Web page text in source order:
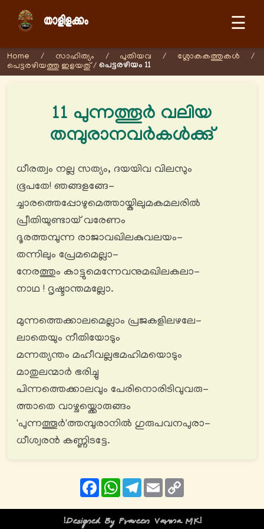
☰
Home / സാഹിത്യം / പുതിയവ / ശ്ലോകകത്തുകള്‍
/
പെട്ടരഴിയത്തു ഇളയതു് / പെട്ടരഴിയം 11
11 പുന്നത്തൂർ വലിയ
തമ്പുരാനവർകൾക്കു്
ധീരത്വം നല്ല സത്യം, ദയയിവ വിലസും
ഭൂപതേ! ഞങ്ങളങ്ങേ-
ച്ചാരത്തെപ്പോഴുമെത്തായ്കിലുമകമലരിൽ
പ്രീതിയുണ്ടായ് വരേണം
ദൂരത്തമ്പുന്ന രാജാവഖിലകുവലയം-
തന്നിലും പ്രേമമെല്ലാ-
നേരത്തും കാട്ടുമെന്നേവനുമഖിലകലാ-
നാഥ ! ദൃഷ്ടാന്തമല്ലോ.
മുന്നത്തെക്കാലമെല്ലാം പ്രജകളിലഴലേ-
ലാതെയും നീതിയോടും
മന്നത്യന്തം മഹീവല്ലഭമഹിമയൊടും
മാതുലന്മാർ ഭരിച്ചു
പിന്നത്തെക്കാലവും പേരിനൊരിടിവുവരു-
ത്താതെ വാഴ്ചയ്ക്കൊരുങ്ങം
'പുന്നത്തൂർ'ത്തമ്പുരാനിൽ ഗുരുപവനപുരാ-
ധീശ്വരൻ കണ്ണിടട്ടേ.
FacebookWhatsAppTelegram
Email
!Designed By Praveen Varma MK!